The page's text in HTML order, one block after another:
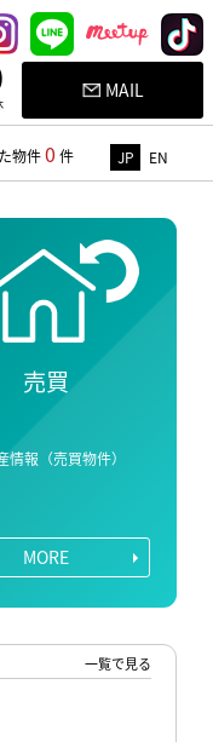
MAIL
物件0 件 JP EN
売買
情報（売買物件）
MORE
一覧で見る